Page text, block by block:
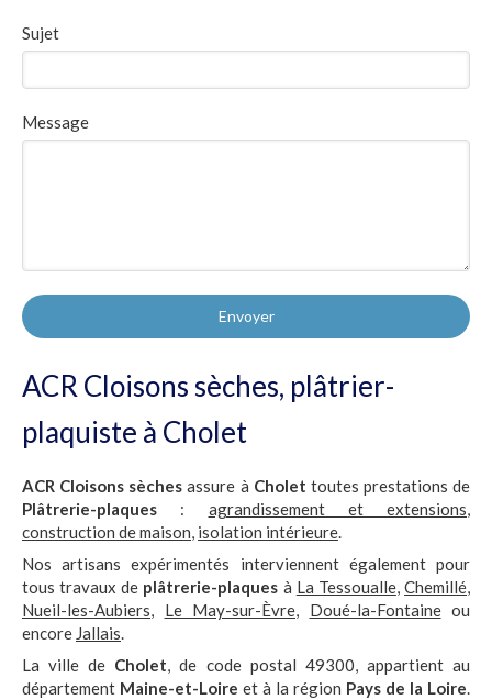
Sujet
Message
Envoyer
ACR Cloisons sèches, plâtrier-
plaquiste à Cholet
ACR Cloisons sèches assure à Cholet toutes prestations de
Plâtrerie-plaques : agrandissement et extensions,
construction de maison, isolation intérieure.
Nos artisans expérimentés interviennent également pour
tous travaux de plâtrerie-plaques à La Tessoualle,Chemillé,
Nueil-les-Aubiers, Le May-sur-Èvre, Doué-la-Fontaineou
encore Jallais.
La ville de Cholet, de code postal 49300, appartient au
département Maine-et-Loire et à la région Pays de la Loire.